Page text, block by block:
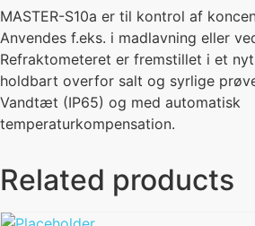
MASTER-S10a er til kontrol af
Anvendes f.eks. i madlavning eller
Refraktometeret er fremstillet i et
holdbart overfor salt og syrlige
Vandtæt (IP65) og med automatisk
temperaturkompensation.
Related products